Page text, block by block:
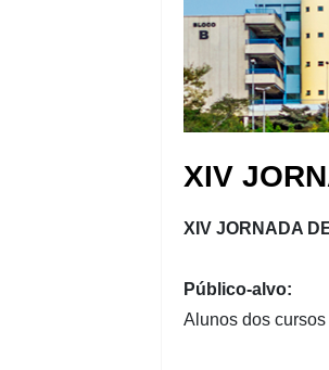
XIV
XIV JORNADA
Público-alvo:
Alunos dos